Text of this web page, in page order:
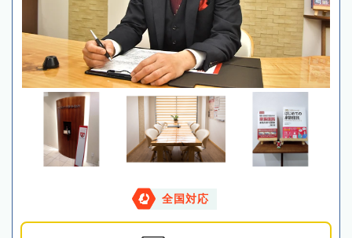
全国対応